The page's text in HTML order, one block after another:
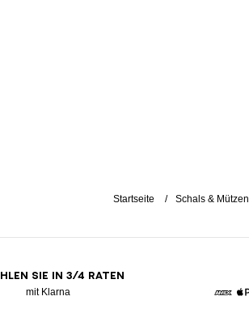
Startseite Schals & Mützen
SIE IN 3/4 RATEN
mit Klarna